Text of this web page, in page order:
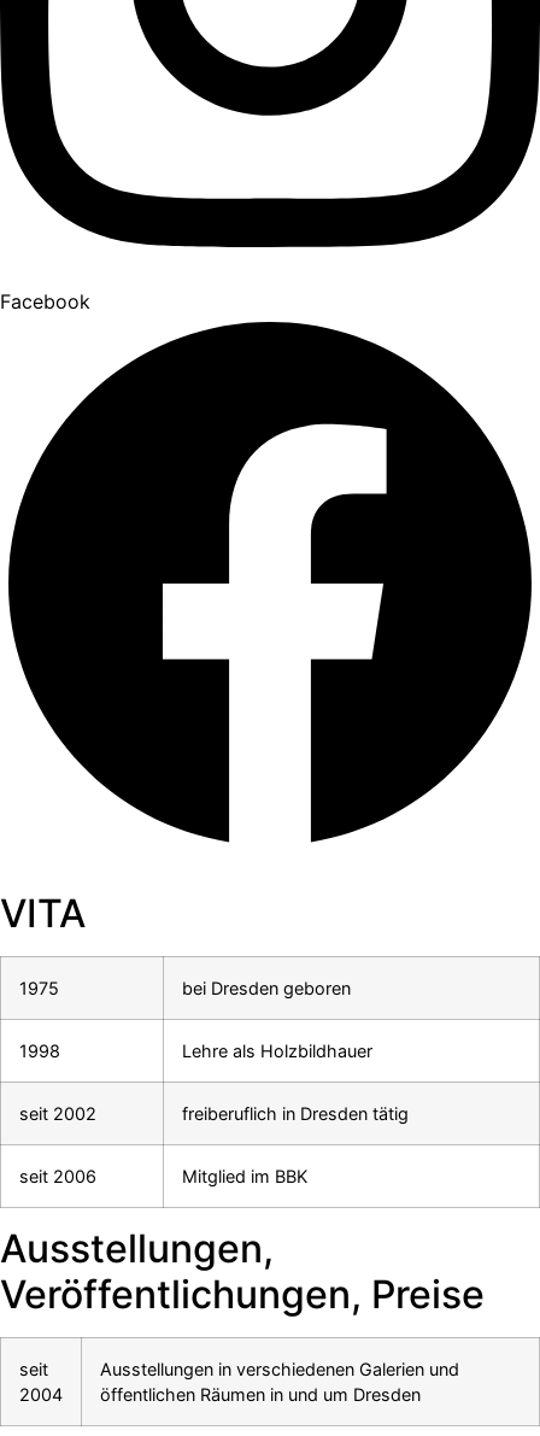
Facebook
VITA
1975 bei Dresden geboren
1998 Lehre als Holzbildhauer
seit 2002 freiberuflich in Dresden tätig
seit 2006 Mitglied im BBK
Ausstellungen,
Veröffentlichungen, Preise
seit
2004
Ausstellungen in verschiedenen Galerien und
öffentlichen Räumen in und um Dresden